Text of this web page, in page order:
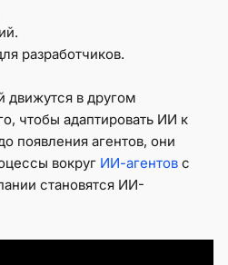
разработчиков.
движутся в другом
чтобы адаптировать ИИ к
появления агентов, они
вокруг ИИ-агентов с
становятся ИИ-